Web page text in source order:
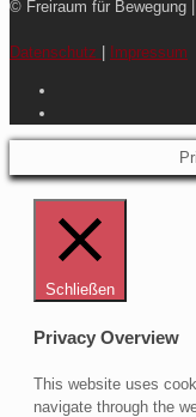
© Freiraum für Bewegung
Datenschutz Impressum
Schließen
Privacy Overview
This website uses
navigate through the